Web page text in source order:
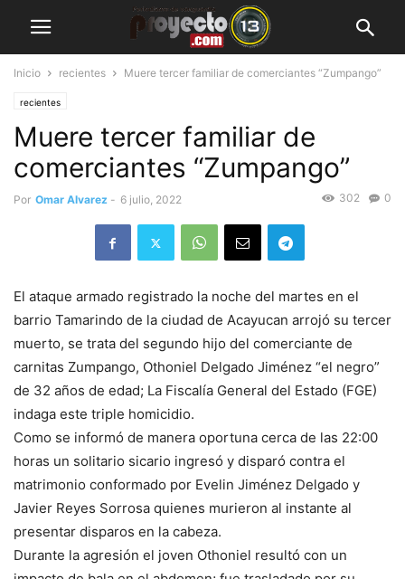
Inicio recientes Muere tercer familiar de comerciantes “Zumpango”
recientes
Muere tercer familiar de
comerciantes “Zumpango”
Por Omar Alvarez - 6 julio, 2022 0
302
El ataque armado registrado la noche del martes en el
barrio Tamarindo de la ciudad de Acayucan arrojó su tercer
muerto, se trata del segundo hijo del comerciante de
carnitas Zumpango, Othoniel Delgado Jiménez “el negro”
de 32 años de edad; La Fiscalía General del Estado (FGE)
indaga este triple homicidio.
Como se informó de manera oportuna cerca de las 22:00
horas un solitario sicario ingresó y disparó contra el
matrimonio conformado por Evelin Jiménez Delgado y
Javier Reyes Sorrosa quienes murieron al instante al
presentar disparos en la cabeza.
Durante la agresión el joven Othoniel resultó con un